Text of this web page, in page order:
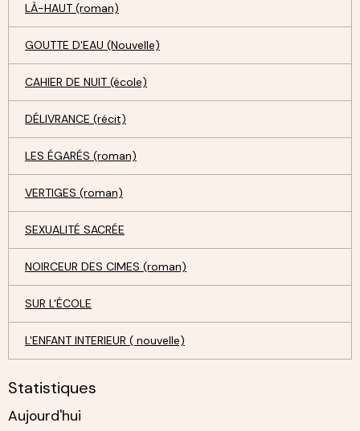
LÀ-HAUT (roman)
GOUTTE D'EAU (Nouvelle)
CAHIER DE NUIT (école)
DÉLIVRANCE (récit)
LES ÉGARÉS (roman)
VERTIGES (roman)
SEXUALITÉ SACRÉE
NOIRCEUR DES CIMES (roman)
SUR L'ÉCOLE
L'ENFANT INTERIEUR ( nouvelle)
Statistiques
Aujourd'hui